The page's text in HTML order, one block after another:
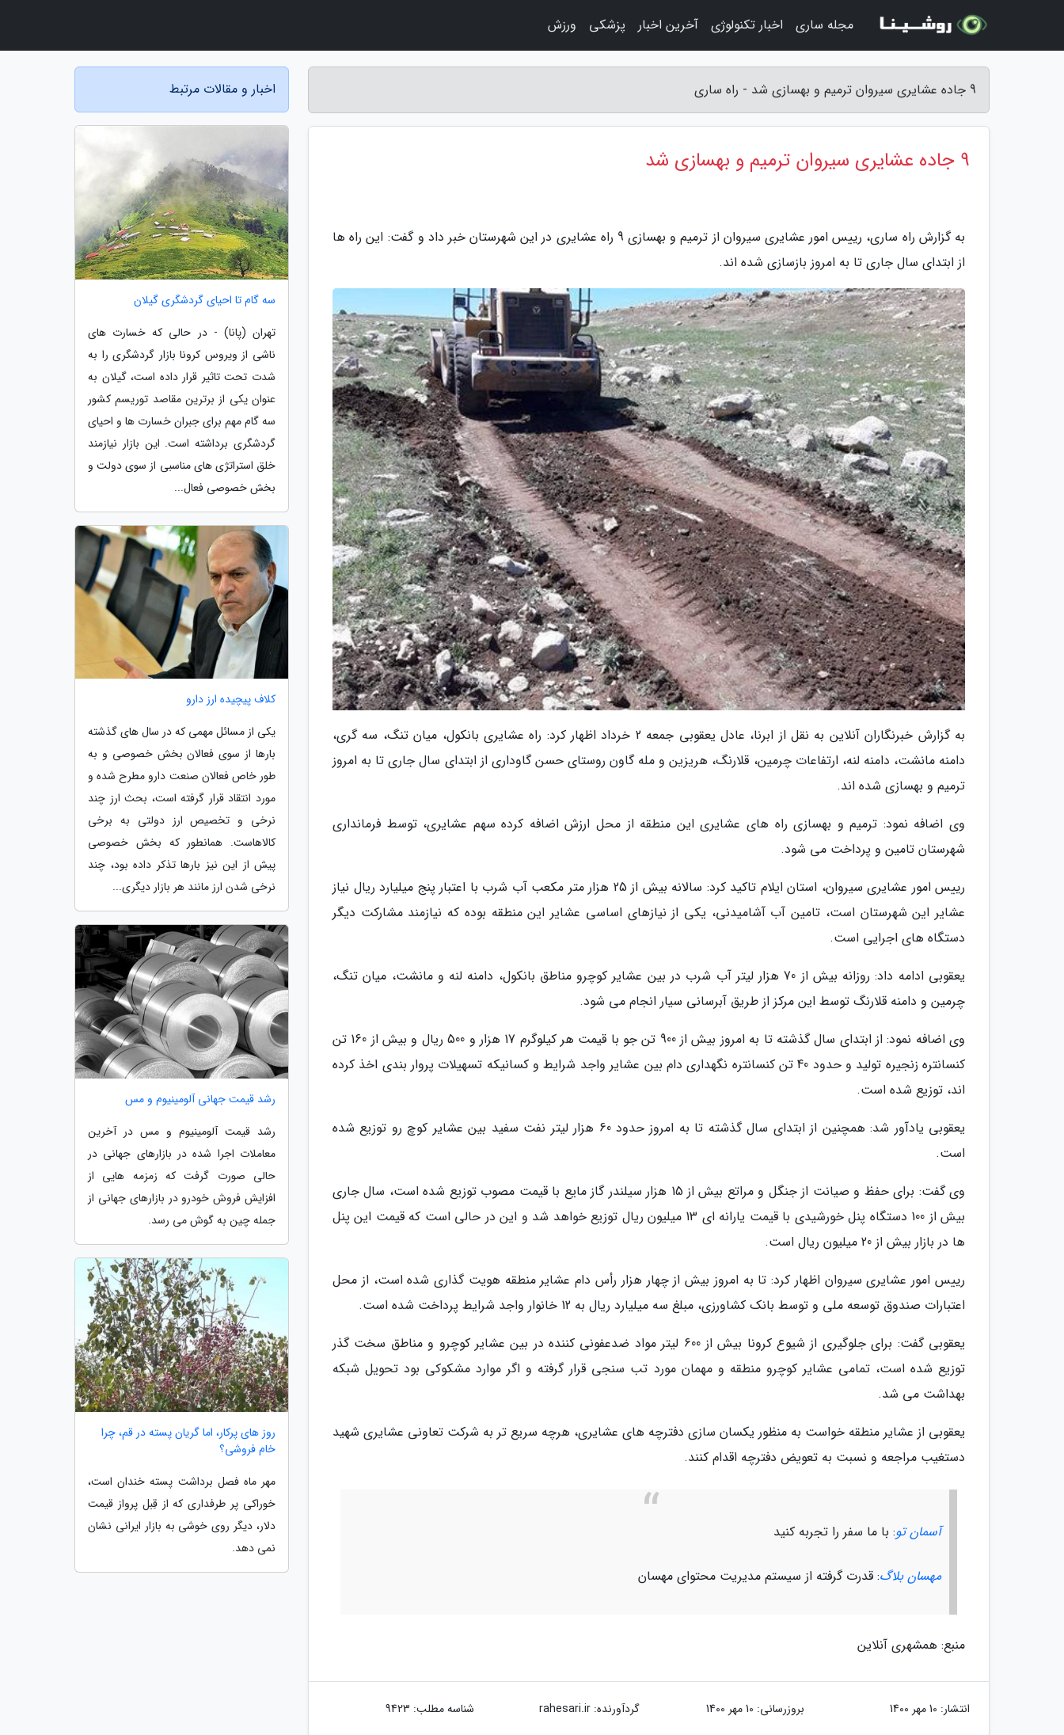
9 جاده عشایری سیروان ترمیم و بهسازی شد - راه ساری
9 جاده عشایری سیروان ترمیم و بهسازی شد
به گزارش راه ساری، رییس امور عشایری سیروان از ترمیم و بهسازی 9 راه عشایری در این شهرستان خبر داد و گفت: این راه ها
از ابتدای سال جاری تا به امروز بازسازی شده اند.
به گزارش خبرنگاران آنلاین به نقل از ابرنا، عادل یعقوبی جمعه 2 خرداد اظهار کرد: راه عشایری بانکول، میان تنگ، سه گری،
دامنه مانشت، دامنه لنه، ارتفاعات چرمین، قلارنگ، هریزین و مله گاون روستای حسن گاوداری از ابتدای سال جاری تا به امروز
ترمیم و بهسازی شده اند.
وی اضافه نمود: ترمیم و بهسازی راه های عشایری این منطقه از محل ارزش اضافه کرده سهم عشایری، توسط فرمانداری
شهرستان تامین و پرداخت می شود.
رییس امور عشایری سیروان، استان ایلام تاکید کرد: سالانه بیش از 25 هزار متر مکعب آب شرب با اعتبار پنج میلیارد ریال نیاز
عشایر این شهرستان است، تامین آب آشامیدنی، یکی از نیازهای اساسی عشایر این منطقه بوده که نیازمند مشارکت دیگر
دستگاه های اجرایی است.
یعقوبی ادامه داد: روزانه بیش از 70 هزار لیتر آب شرب در بین عشایر کوچرو مناطق بانکول، دامنه لنه و مانشت، میان تنگ،
چرمین و دامنه قلارنگ توسط این مرکز از طریق آبرسانی سیار انجام می شود.
وی اضافه نمود: از ابتدای سال گذشته تا به امروز بیش از 900 تن جو با قیمت هر کیلوگرم 17 هزار و 500 ریال و بیش از 160 تن
کنسانتره زنجیره تولید و حدود 40 تن کنسانتره نگهداری دام بین عشایر واجد شرایط و کسانیکه تسهیلات پروار بندی اخذ کرده
اند، توزیع شده است.
یعقوبی یادآور شد: همچنین از ابتدای سال گذشته تا به امروز حدود 60 هزار لیتر نفت سفید بین عشایر کوچ رو توزیع شده
است.
وی گفت: برای حفظ و صیانت از جنگل و مراتع بیش از 15 هزار سیلندر گاز مایع با قیمت مصوب توزیع شده است، سال جاری
بیش از 100 دستگاه پنل خورشیدی با قیمت یارانه ای 13 میلیون ریال توزیع خواهد شد و این در حالی است که قیمت این پنل
ها در بازار بیش از 20 میلیون ریال است.
رییس امور عشایری سیروان اظهار کرد: تا به امروز بیش از چهار هزار رأس دام عشایر منطقه هویت گذاری شده است، از محل
اعتبارات صندوق توسعه ملی و توسط بانک کشاورزی، مبلغ سه میلیارد ریال به 12 خانوار واجد شرایط پرداخت شده است.
یعقوبی گفت: برای جلوگیری از شیوع کرونا بیش از 600 لیتر مواد ضدعفونی کننده در بین عشایر کوچرو و مناطق سخت گذر
توزیع شده است، تمامی عشایر کوچرو منطقه و مهمان مورد تب سنجی قرار گرفته و اگر موارد مشکوکی بود تحویل شبکه
بهداشت می شد.
یعقوبی از عشایر منطقه خواست به منظور یکسان سازی دفترچه های عشایری، هرچه سریع تر به شرکت تعاونی عشایری شهید
دستغیب مراجعه و نسبت به تعویض دفترچه اقدام کنند.
آسمان تو: با ما سفر را تجربه کنید
مهسان بلاگ: قدرت گرفته از سیستم مدیریت محتوای مهسان
منبع: همشهری آنلاین
انتشار: 10 مهر 1400 بروزرسانی: 10 مهر 1400 گردآورنده:rahesari.ir شناسه مطلب: 9423
اخبار و مقالات مرتبط
سه گام تا احیای گردشگری گیلان
تهران (پانا) - در حالی که خسارت های
ناشی از ویروس کرونا بازار گردشگری را به
شدت تحت تاثیر قرار داده است، گیلان به
عنوان یکی از برترین مقاصد توریسم کشور
سه گام مهم برای جبران خسارت ها و احیای
گردشگری برداشته است. این بازار نیازمند
خلق استراتژی های مناسبی از سوی دولت و
بخش خصوصی فعال...
کلاف پیچیده ارز دارو
یکی از مسائل مهمی که در سال های گذشته
بارها از سوی فعالان بخش خصوصی و به
طور خاص فعالان صنعت دارو مطرح شده و
مورد انتقاد قرار گرفته است، بحث ارز چند
نرخی و تخصیص ارز دولتی به برخی
کالاهاست. همانطور که بخش خصوصی
پیش از این نیز بارها تذکر داده بود، چند
نرخی شدن ارز مانند هر بازار دیگری...
رشد قیمت جهانی آلومینیوم و مس
رشد قیمت آلومینیوم و مس در آخرین
معاملات اجرا شده در بازارهای جهانی در
حالی صورت گرفت که زمزمه هایی از
افزایش فروش خودرو در بازارهای جهانی از
جمله چین به گوش می رسد.
روز های پرکار، اما گریان پسته در قم، چرا
خام فروشی؟
مهر ماه فصل برداشت پسته خندان است،
خوراکی پر طرفداری که از قِبل پرواز قیمت
دلار، دیگر روی خوشی به بازار ایرانی نشان
نمی دهد.
مجله ساری اخبار تکنولوژی آخرین اخبار پزشکی ورزش